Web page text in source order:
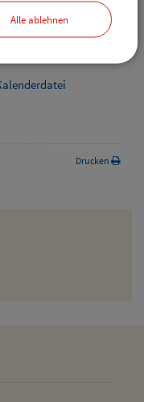
Drucken
Alle ablehnen